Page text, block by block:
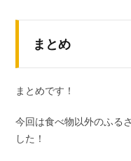
まとめ
まとめです！
今回は食べ物以外のふる
した！